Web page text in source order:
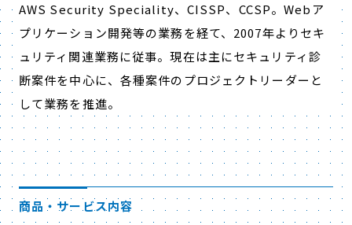
AWS Security Speciality、CISSP、CCSP。Webア
プリケーション開発等の業務を経て、2007年よりセキ
ュリティ関連業務に従事。現在は主にセキュリティ診
断案件を中心に、各種案件のプロジェクトリーダーと
して業務を推進。
商品・サービス内容